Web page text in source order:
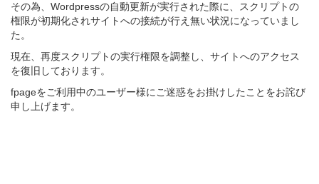
その為、Wordpressの自動更新が実行された際に、スクリプトの
権限が初期化されサイトへの接続が行え無い状況になっていまし
た。
現在、再度スクリプトの実行権限を調整し、サイトへのアクセス
を復旧しております。
fpageをご利用中のユーザー様にご迷惑をお掛けしたことをお詫び
申し上げます。